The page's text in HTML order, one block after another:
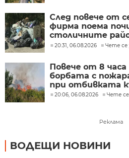
След повече от
фирма поема
столичните
"Подуяне" и
20:31, 06.08.2026 Чете се
Повече от 8
борбата с
при отбивката
20:06, 06.08.2026 Чете се
Реклама
ВОДЕЩИ НОВИНИ